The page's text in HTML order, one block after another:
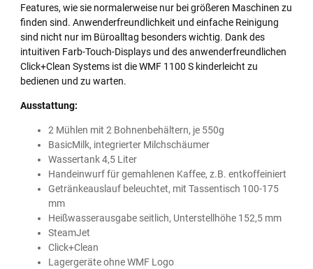
Features, wie sie normalerweise nur bei größeren Maschinen zu
finden sind. Anwenderfreundlichkeit und einfache Reinigung
sind nicht nur im Büroalltag besonders wichtig. Dank des
intuitiven Farb-Touch-Displays und des anwen­derfreundlichen
Click+Clean Systems ist die WMF 1100 S kinderleicht zu
bedienen und zu warten.
Ausstattung:
2 Mühlen mit 2 Bohnenbehältern, je 550g
BasicMilk, integrierter Milchschäumer
Wassertank 4,5 Liter
Handeinwurf für gemahlenen Kaffee, z.B. entkoffeiniert
Getränkeauslauf beleuchtet, mit Tassentisch 100-175
mm
Heißwasserausgabe seitlich, Unterstellhöhe 152,5 mm
SteamJet
Click+Clean
Lagergeräte ohne WMF Logo